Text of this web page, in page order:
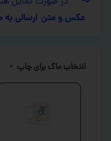
عکس و متن ارسالی به
انتخاب ماگ برای چاپ *